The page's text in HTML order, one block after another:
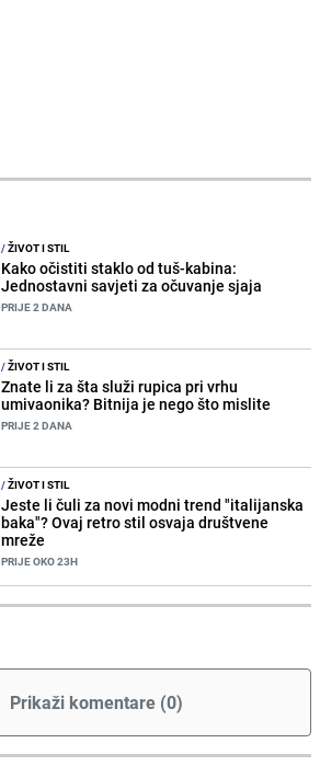
/ŽIVOT I STIL
Kako očistiti staklo od tuš-kabina:
Jednostavni savjeti za očuvanje sjaja
PRIJE 2 DANA
/ŽIVOT I STIL
Znate li za šta služi rupica pri vrhu
umivaonika? Bitnija je nego što mislite
PRIJE 2 DANA
/ŽIVOT I STIL
Jeste li čuli za novi modni trend "italijanska
baka"? Ovaj retro stil osvaja društvene
mreže
PRIJE OKO 23H
Prikaži komentare (0)